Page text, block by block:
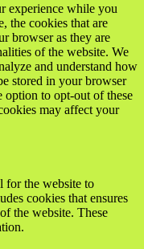
experience while you
the cookies that are
browser as they are
of the website. We
and understand how
stored in your browser
option to opt-out of these
may affect your
for the website to
cookies that ensures
the website. These